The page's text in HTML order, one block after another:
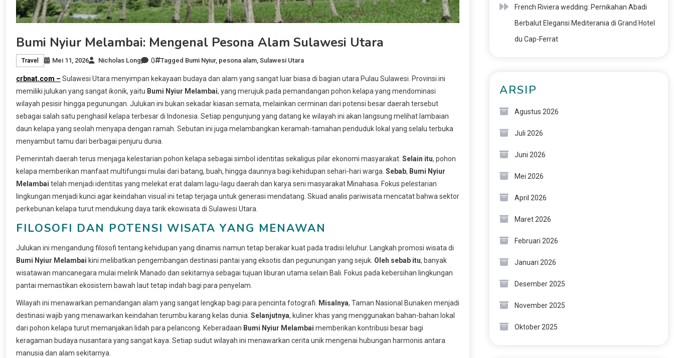
Bumi Nyiur Melambai: Mengenal Pesona Alam Sulawesi Utara
Travel Mei 11, 2026 Nicholas Long 0 Tagged Bumi Nyiur, pesona alam, Sulawesi Utara
crbnat.com – Sulawesi Utara menyimpan kekayaan budaya dan alam yang sangat luar biasa di bagian utara Pulau Sulawesi. Provinsi ini
memiliki julukan yang sangat ikonik, yaitu Bumi Nyiur Melambai, yang merujuk pada pemandangan pohon kelapa yang mendominasi
wilayah pesisir hingga pegunungan. Julukan ini bukan sekadar kiasan semata, melainkan cerminan dari potensi besar daerah tersebut
sebagai salah satu penghasil kelapa terbesar di Indonesia. Setiap pengunjung yang datang ke wilayah ini akan langsung melihat lambaian
daun kelapa yang seolah menyapa dengan ramah. Sebutan ini juga melambangkan keramah-tamahan penduduk lokal yang selalu terbuka
menyambut tamu dari berbagai penjuru dunia.
Pemerintah daerah terus menjaga kelestarian pohon kelapa sebagai simbol identitas sekaligus pilar ekonomi masyarakat. Selain itu, pohon
kelapa memberikan manfaat multifungsi mulai dari batang, buah, hingga daunnya bagi kehidupan sehari-hari warga. Sebab, Bumi Nyiur
Melambai telah menjadi identitas yang melekat erat dalam lagu-lagu daerah dan karya seni masyarakat Minahasa. Fokus pelestarian
lingkungan menjadi kunci agar keindahan visual ini tetap terjaga untuk generasi mendatang. Skuad analis pariwisata mencatat bahwa sektor
perkebunan kelapa turut mendukung daya tarik ekowisata di Sulawesi Utara.
FILOSOFI DAN POTENSI WISATA YANG MENAWAN
Julukan ini mengandung filosofi tentang kehidupan yang dinamis namun tetap berakar kuat pada tradisi leluhur. Langkah promosi wisata di
Bumi Nyiur Melambai kini melibatkan pengembangan destinasi pantai yang eksotis dan pegunungan yang sejuk. Oleh sebab itu, banyak
wisatawan mancanegara mulai melirik Manado dan sekitarnya sebagai tujuan liburan utama selain Bali. Fokus pada kebersihan lingkungan
pantai memastikan ekosistem bawah laut tetap indah bagi para penyelam.
Wilayah ini menawarkan pemandangan alam yang sangat lengkap bagi para pencinta fotografi. Misalnya, Taman Nasional Bunaken menjadi
destinasi wajib yang menawarkan keindahan terumbu karang kelas dunia. Selanjutnya, kuliner khas yang menggunakan bahan-bahan lokal
dari pohon kelapa turut memanjakan lidah para pelancong. Keberadaan Bumi Nyiur Melambai memberikan kontribusi besar bagi
keragaman budaya nusantara yang sangat kaya. Setiap sudut wilayah ini menawarkan cerita unik mengenai hubungan harmonis antara
manusia dan alam sekitarnya.
French Riviera wedding: Pernikahan Abadi
Berbalut Elegansi Mediterania di Grand Hotel
du Cap-Ferrat
ARSIP
Agustus 2026
Juli 2026
Juni 2026
Mei 2026
April 2026
Maret 2026
Februari 2026
Januari 2026
Desember 2025
November 2025
Oktober 2025